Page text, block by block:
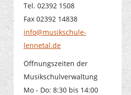
Tel. 02392 1508
Fax 02392 14838
info@musikschule-
lennetal.de
Öffnungszeiten der
Musikschulverwaltung
Mo - Do: 8:30 bis 14:00